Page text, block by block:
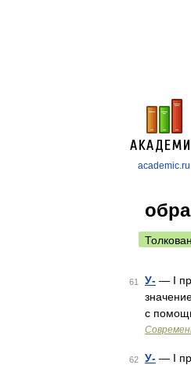
academic.ru
61 У- — I
с
62 У- — I